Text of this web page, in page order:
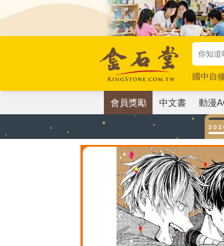
國中自
唯紅花
會員獎勵 中文書 動漫